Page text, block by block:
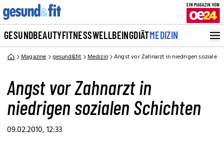
GESUNDBEAUTYFITNESSWELLBEINGDIÄTMEDIZIN
Magazine gesund&fit Medizin Angst vor Zahnarzt in niedrigen sozialen
Angst vor Zahnarzt in
niedrigen sozialen Schichten
09.02.2010, 12:33